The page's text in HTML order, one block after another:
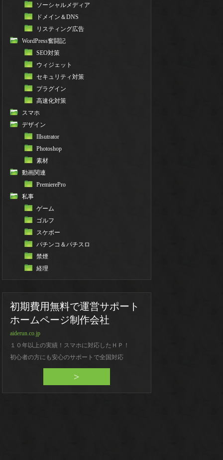
"UTF-8"></script>
ソーシャルメディア
ドメイン＆DNS
リスティング広告
WordPress奮闘記
SEO対策
ウィジェット
セキュリティ対策
プラグイン
高速化対策
スマホ
デザイン
Illsutrator
Photoshop
素材
動画関連
PremierePro
私事
ゲーム
ゴルフ
スケボー
パチンコ＆パチスロ
禁煙
経理
初期費用無料で運営サポート
ホームページ制作会社
aiderun.co.jp
１０年以上の実績！スマホに対応したＨＰ！
初心者の方にも安心のサポートで全国対応
>